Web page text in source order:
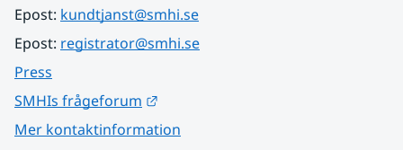
Epost: kundtjanst@smhi.se
Epost: registrator@smhi.se
Press
SMHIs frågeforum
Mer kontaktinformation